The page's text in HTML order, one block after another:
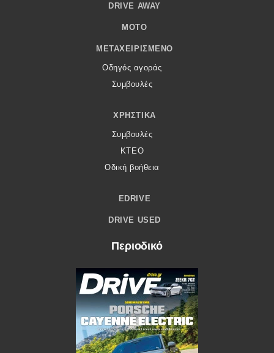
DRIVE AWAY
MOTO
ΜΕΤΑΧΕΙΡΙΣΜΈΝΟ
Οδηγός αγοράς
Συμβουλές
ΧΡΗΣΤΙΚΆ
Συμβουλές
ΚΤΕΟ
Οδική βοήθεια
EDRIVE
DRIVE USED
Περιοδικό